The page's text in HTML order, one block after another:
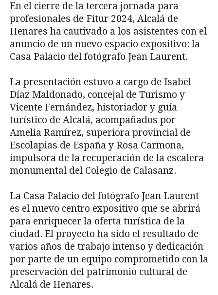
En el cierre de la tercera jornada para
profesionales de Fitur 2024, Alcalá de
Henares ha cautivado a los asistentes con el
anuncio de un nuevo espacio expositivo: la
Casa Palacio del fotógrafo Jean Laurent.
La presentación estuvo a cargo de Isabel
Díaz Maldonado, concejal de Turismo y
Vicente Fernández, historiador y guía
turístico de Alcalá, acompañados por
Amelia Ramírez, superiora provincial de
Escolapias de España y Rosa Carmona,
impulsora de la recuperación de la escalera
monumental del Colegio de Calasanz.
La Casa Palacio del fotógrafo Jean Laurent
es el nuevo centro expositivo que se abrirá
para enriquecer la oferta turística de la
ciudad. El proyecto ha sido el resultado de
varios años de trabajo intenso y dedicación
por parte de un equipo comprometido con la
preservación del patrimonio cultural de
Alcalá de Henares.